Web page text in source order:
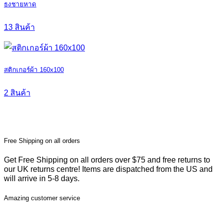
ธงชายหาด
13 สินค้า
สติกเกอร์ผ้า 160x100
2 สินค้า
Free Shipping on all orders
Get Free Shipping on all orders over $75 and free returns to
our UK returns centre! Items are dispatched from the US and
will arrive in 5-8 days.
Amazing customer service